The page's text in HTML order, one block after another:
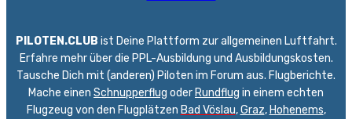
PILOTEN.CLUB ist Deine Plattform zur allgemeinen Luftfahrt.
Erfahre mehr über die PPL-Ausbildung und Ausbildungskosten.
Tausche Dich mit (anderen) Piloten im Forum aus. Flugberichte.
Mache einen Schnupperflug oder Rundflug in einem echten
Flugzeug von den Flugplätzen Bad Vöslau,Graz, Hohenems,